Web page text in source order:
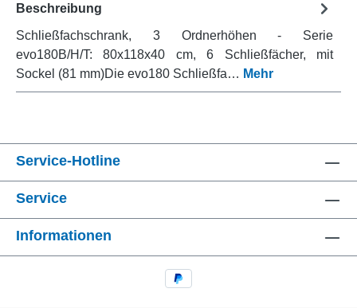
Beschreibung
Schließfachschrank, 3 Ordnerhöhen - Serie
evo180B/H/T: 80x118x40 cm, 6 Schließfächer, mit
Sockel (81 mm)Die evo180 Schließfa… Mehr
Service-Hotline
Service
Informationen